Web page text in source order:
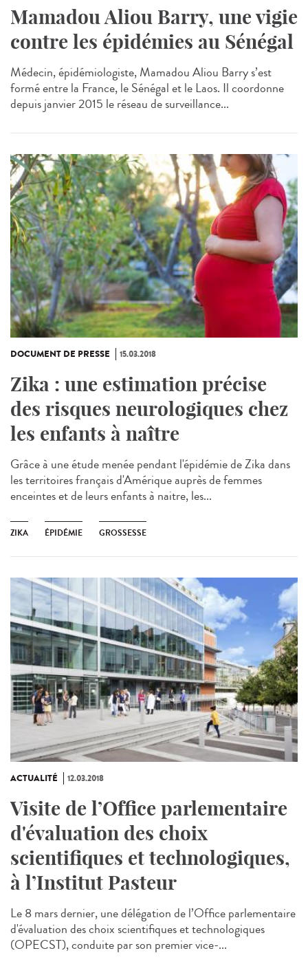
Mamadou Aliou Barry, une vigie
contre les épidémies au Sénégal
Médecin, épidémiologiste, Mamadou Aliou Barry s’est
formé entre la France, le Sénégal et le Laos. Il coordonne
depuis janvier 2015 le réseau de surveillance...
DOCUMENT DE PRESSE 15.03.2018
Zika : une estimation précise
des risques neurologiques chez
les enfants à naître
Grâce à une étude menée pendant l'épidémie de Zika dans
les territoires français d'Amérique auprès de femmes
enceintes et de leurs enfants à naitre, les...
ZIKA ÉPIDÉMIE GROSSESSE
ACTUALITÉ 12.03.2018
Visite de l’Office parlementaire
d'évaluation des choix
scientifiques et technologiques,
à l’Institut Pasteur
Le 8 mars dernier, une délégation de l’Office parlementaire
d'évaluation des choix scientifiques et technologiques
(OPECST), conduite par son premier vice-...